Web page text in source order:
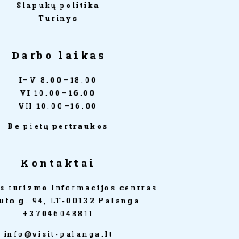
Slapukų politika
Turinys
Darbo laikas
I–V 8.00–18.00
VI 10.00–16.00
VII 10.00–16.00
Be pietų pertraukos
Kontaktai
turizmo informacijos centras
g. 94, LT-00132 Palanga
+37046048811
info@visit-palanga.lt